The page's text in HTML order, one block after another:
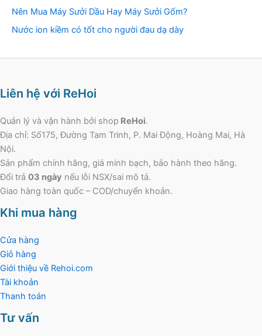
Nên Mua Máy Sưởi Dầu Hay Máy Sưởi Gốm?
Nước ion kiềm có tốt cho người đau dạ dày
Liên hệ với ReHoi
Quản lý và vận hành bởi shop ReHoi.
Địa chỉ: Số175, Đường Tam Trinh, P. Mai Động, Hoàng Mai, Hà
Nội.
Sản phẩm chính hãng, giá minh bạch, bảo hành theo hãng.
Đổi trả 03 ngày nếu lỗi NSX/sai mô tả.
Giao hàng toàn quốc – COD/chuyển khoản.
Khi mua hàng
Cửa hàng
Giỏ hàng
Giới thiệu về Rehoi.com
Tài khoản
Thanh toán
Tư vấn